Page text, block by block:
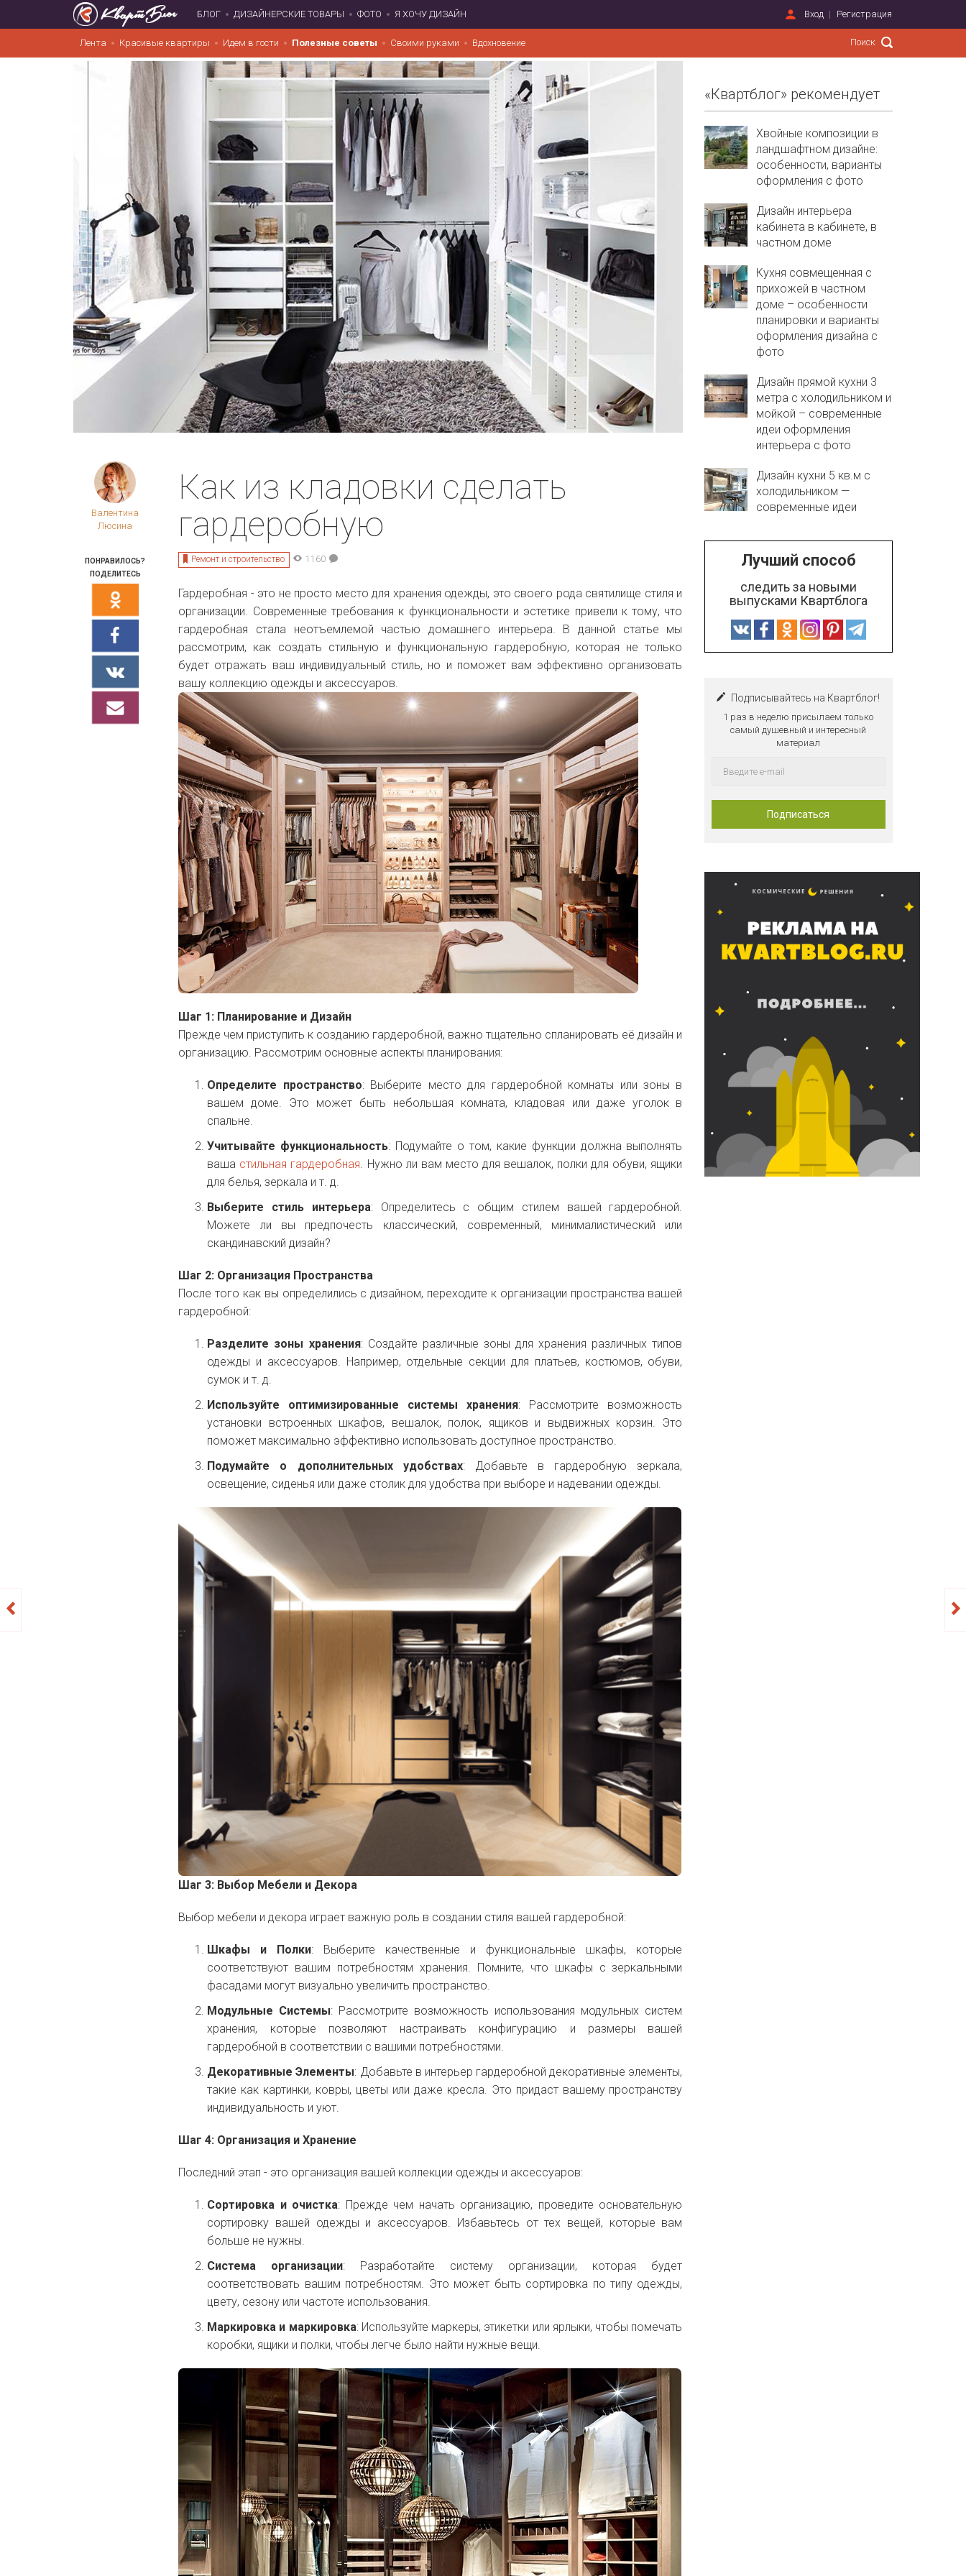
БЛОГ ДИЗАЙНЕРСКИЕ ТОВАРЫ ФОТО Я ХОЧУ ДИЗАЙН Вход Регистрация
Лента Красивые квартиры Идем в гости Полезные советы Своими руками Вдохновение
Валентина
Люсина
ПОНРАВИЛОСЬ?
ПОДЕЛИТЕСЬ
Как из кладовки сделать
гардеробную
Ремонт и строительство 1160
Гардеробная - это не просто место для хранения одежды, это своего рода святилище стиля и
организации. Современные требования к функциональности и эстетике привели к тому, что
гардеробная стала неотъемлемой частью домашнего интерьера. В данной статье мы
рассмотрим, как создать стильную и функциональную гардеробную, которая не только
будет отражать ваш индивидуальный стиль, но и поможет вам эффективно организовать
вашу коллекцию одежды и аксессуаров.
Шаг 1: Планирование и Дизайн
Прежде чем приступить к созданию гардеробной, важно тщательно спланировать её дизайн и
организацию. Рассмотрим основные аспекты планирования:
Определите пространство: Выберите место для гардеробной комнаты или зоны в
вашем доме. Это может быть небольшая комната, кладовая или даже уголок в
спальне.
Учитывайте функциональность: Подумайте о том, какие функции должна выполнять
ваша стильная гардеробная . Нужно ли вам место для вешалок, полки для обуви, ящики
для белья, зеркала и т. д.
Выберите стиль интерьера: Определитесь с общим стилем вашей гардеробной.
Можете ли вы предпочесть классический, современный, минималистический или
скандинавский дизайн?
Шаг 2: Организация Пространства
После того как вы определились с дизайном, переходите к организации пространства вашей
гардеробной:
Разделите зоны хранения: Создайте различные зоны для хранения различных типов
одежды и аксессуаров. Например, отдельные секции для платьев, костюмов, обуви,
сумок и т. д.
Используйте оптимизированные системы хранения: Рассмотрите возможность
установки встроенных шкафов, вешалок, полок, ящиков и выдвижных корзин. Это
поможет максимально эффективно использовать доступное пространство.
Подумайте о дополнительных удобствах: Добавьте в гардеробную зеркала,
освещение, сиденья или даже столик для удобства при выборе и надевании одежды.
Шаг 3: Выбор Мебели и Декора
Выбор мебели и декора играет важную роль в создании стиля вашей гардеробной:
Шкафы и Полки: Выберите качественные и функциональные шкафы, которые
соответствуют вашим потребностям хранения. Помните, что шкафы с зеркальными
фасадами могут визуально увеличить пространство.
Модульные Системы: Рассмотрите возможность использования модульных систем
хранения, которые позволяют настраивать конфигурацию и размеры вашей
гардеробной в соответствии с вашими потребностями.
Декоративные Элементы: Добавьте в интерьер гардеробной декоративные элементы,
такие как картинки, ковры, цветы или даже кресла. Это придаст вашему пространству
индивидуальность и уют.
Шаг 4: Организация и Хранение
Последний этап - это организация вашей коллекции одежды и аксессуаров:
Сортировка и очистка: Прежде чем начать организацию, проведите основательную
сортировку вашей одежды и аксессуаров. Избавьтесь от тех вещей, которые вам
больше не нужны.
Система организации: Разработайте систему организации, которая будет
соответствовать вашим потребностям. Это может быть сортировка по типу одежды,
цвету, сезону или частоте использования.
Маркировка и маркировка: Используйте маркеры, этикетки или ярлыки, чтобы помечать
коробки, ящики и полки, чтобы легче было найти нужные вещи.
«Квартблог» рекомендует
Хвойные композиции в
ландшафтном дизайне:
особенности, варианты
оформления с фото
Дизайн интерьера
кабинета в кабинете, в
частном доме
Кухня совмещенная с
прихожей в частном
доме – особенности
планировки и варианты
оформления дизайна с
фото
Дизайн прямой кухни 3
метра с холодильником и
мойкой – современные
идеи оформления
интерьера с фото
Дизайн кухни 5 кв.м с
холодильником —
современные идеи
Лучший способ
следить за новыми
выпусками Квартблога
Подписывайтесь на Квартблог!
1 раз в неделю присылаем только
самый душевный и интересный
материал